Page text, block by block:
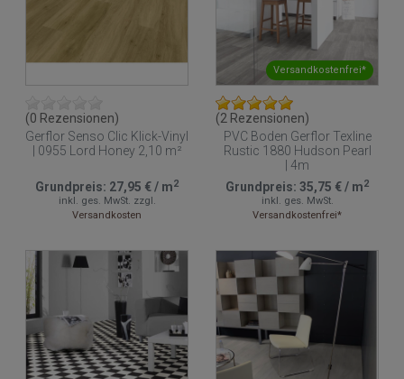
(0 Rezensionen)
Gerflor Senso Clic Klick-Vinyl
| 0955 Lord Honey 2,10 m²
Grundpreis: 27,95 €/ m2
inkl. ges. MwSt. zzgl.
Versandkosten
Versandkostenfrei*
(2 Rezensionen)
PVC Boden Gerflor Texline
Rustic 1880 Hudson Pearl
| 4m
Grundpreis: 35,75 €/ m2
inkl. ges. MwSt.
Versandkostenfrei*